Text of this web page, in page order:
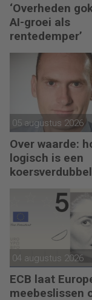
‘Overheden
AI-groei als
rentedemper’
05 augustus 2026
Over waarde:
logisch is een
04 augustus 2026
ECB laat
meebeslissen